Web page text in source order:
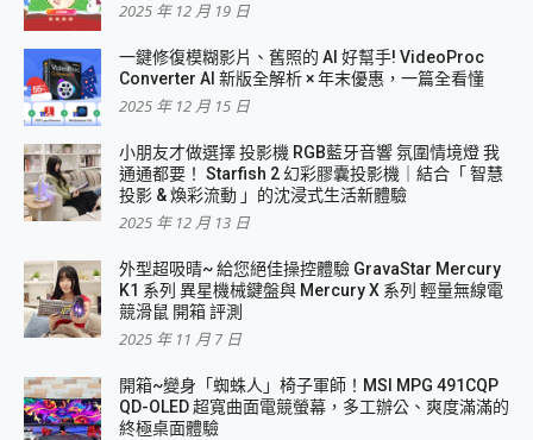
2025 年 12 月 19 日
一鍵修復模糊影片、舊照的 AI 好幫手! VideoProc
Converter AI 新版全解析 × 年末優惠，一篇全看懂
2025 年 12 月 15 日
小朋友才做選擇 投影機 RGB藍牙音響 氛圍情境燈 我
通通都要！ Starfish 2 幻彩膠囊投影機｜結合「 智慧
投影 & 煥彩流動 」的沈浸式生活新體驗
2025 年 12 月 13 日
外型超吸晴~ 給您絕佳操控體驗 GravaStar Mercury
K1 系列 異星機械鍵盤與 Mercury X 系列 輕量無線電
競滑鼠 開箱 評測
2025 年 11 月 7 日
開箱~變身「蜘蛛人」椅子軍師！MSI MPG 491CQP
QD-OLED 超寬曲面電競螢幕，多工辦公、爽度滿滿的
終極桌面體驗